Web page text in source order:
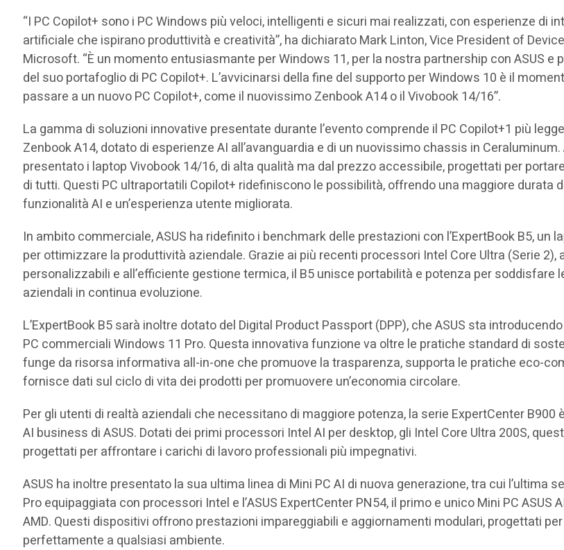
“I PC Copilot+ sono i PC Windows più veloci, intelligenti e sicuri mai realizzati, con esperienze di
artificiale che ispirano produttività e creatività”, ha dichiarato Mark Linton, Vice President of
Microsoft. “È un momento entusiasmante per Windows 11, per la nostra partnership con ASUS e
del suo portafoglio di PC Copilot+. L’avvicinarsi della fine del supporto per Windows 10 è il
passare a un nuovo PC Copilot+, come il nuovissimo Zenbook A14 o il Vivobook 14/16”.
La gamma di soluzioni innovative presentate durante l’evento comprende il PC Copilot+1 più
Zenbook A14, dotato di esperienze AI all’avanguardia e di un nuovissimo chassis in Ceraluminum.
presentato i laptop Vivobook 14/16, di alta qualità ma dal prezzo accessibile, progettati per
di tutti. Questi PC ultraportatili Copilot+ ridefiniscono le possibilità, offrendo una maggiore durata
funzionalità AI e un’esperienza utente migliorata.
In ambito commerciale, ASUS ha ridefinito i benchmark delle prestazioni con l’ExpertBook B5, un
per ottimizzare la produttività aziendale. Grazie ai più recenti processori Intel Core Ultra (Serie 2),
personalizzabili e all’efficiente gestione termica, il B5 unisce portabilità e potenza per soddisfare
aziendali in continua evoluzione.
L’ExpertBook B5 sarà inoltre dotato del Digital Product Passport (DPP), che ASUS sta
PC commerciali Windows 11 Pro. Questa innovativa funzione va oltre le pratiche standard di
funge da risorsa informativa all-in-one che promuove la trasparenza, supporta le pratiche eco-
fornisce dati sul ciclo di vita dei prodotti per promuovere un’economia circolare.
Per gli utenti di realtà aziendali che necessitano di maggiore potenza, la serie ExpertCenter B900
AI business di ASUS. Dotati dei primi processori Intel AI per desktop, gli Intel Core Ultra 200S,
progettati per affrontare i carichi di lavoro professionali più impegnativi.
ASUS ha inoltre presentato la sua ultima linea di Mini PC AI di nuova generazione, tra cui l’ultima
Pro equipaggiata con processori Intel e l’ASUS ExpertCenter PN54, il primo e unico Mini PC ASUS
AMD. Questi dispositivi offrono prestazioni impareggiabili e aggiornamenti modulari, progettati
perfettamente a qualsiasi ambiente.